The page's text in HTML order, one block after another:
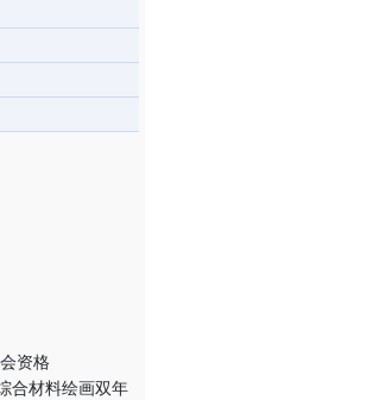
资格
合材料绘画双年